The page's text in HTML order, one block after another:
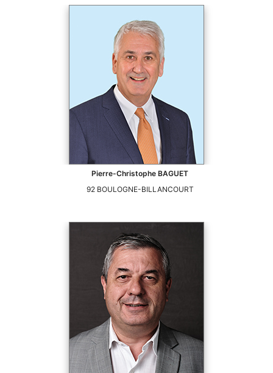
Pierre-Christophe BAGUET
92 BOULOGNE-BILLANCOURT